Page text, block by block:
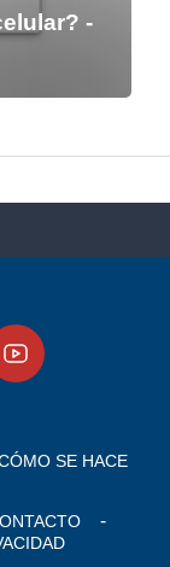
-
SE HACE